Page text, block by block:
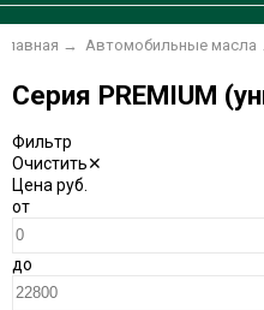
Главная → Автомобильные масла
Серия PREMIUM
Фильтр
Очистить✕
Цена руб.
от
до